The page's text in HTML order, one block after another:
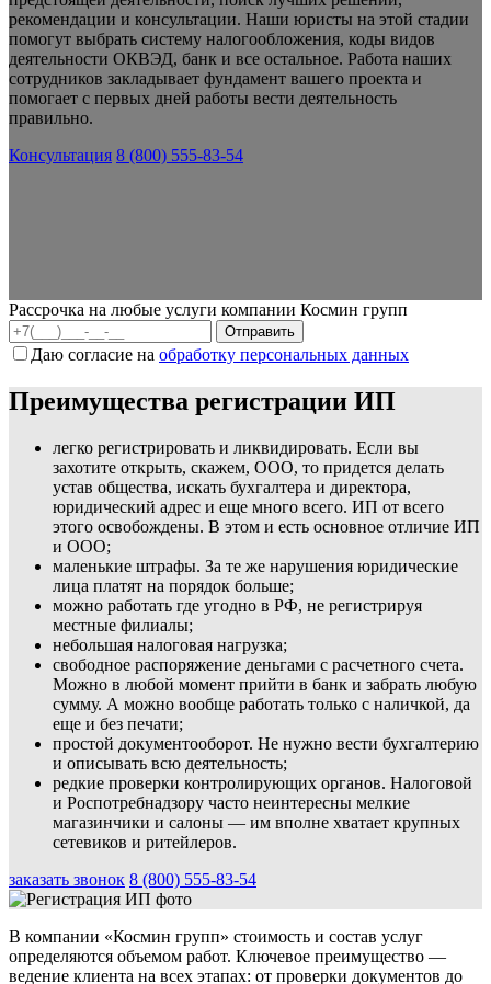
рекомендации и консультации. Наши юристы на этой стадии
помогут выбрать систему налогообложения, коды видов
деятельности ОКВЭД, банк и все остальное. Работа наших
сотрудников закладывает фундамент вашего проекта и
помогает с первых дней работы вести деятельность
правильно.
Консультация 8 (800) 555-83-54
Рассрочка на любые услуги компании Космин групп
Даю согласие на обработку персональных данных
Преимущества регистрации ИП
легко регистрировать и ликвидировать. Если вы
захотите открыть, скажем, ООО, то придется делать
устав общества, искать бухгалтера и директора,
юридический адрес и еще много всего. ИП от всего
этого освобождены. В этом и есть основное отличие ИП
и ООО;
маленькие штрафы. За те же нарушения юридические
лица платят на порядок больше;
можно работать где угодно в РФ, не регистрируя
местные филиалы;
небольшая налоговая нагрузка;
свободное распоряжение деньгами с расчетного счета.
Можно в любой момент прийти в банк и забрать любую
сумму. А можно вообще работать только с наличкой, да
еще и без печати;
простой документооборот. Не нужно вести бухгалтерию
и описывать всю деятельность;
редкие проверки контролирующих органов. Налоговой
и Роспотребнадзору часто неинтересны мелкие
магазинчики и салоны — им вполне хватает крупных
сетевиков и ритейлеров.
заказать звонок 8 (800) 555-83-54
В компании «Космин групп» стоимость и состав услуг
определяются объемом работ. Ключевое преимущество —
ведение клиента на всех этапах: от проверки документов до